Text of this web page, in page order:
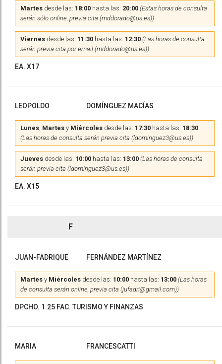
Martes desde las: 18:00 hasta las: 20:00 (Estas horas de consulta
serán sólo online, previa cita (mddorado@us.es))
Viernes desde las: 11:30 hasta las: 12:30 (Las horas de consulta
serán previa cita por email (mddorado@us.es))
EA. X17
LEOPOLDO DOMÍNGUEZ MACÍAS
Lunes, Martes y Miércoles desde las: 17:30 hasta las: 18:30
(Las horas de consulta serán previa cita (ldominguez3@us.es))
Jueves desde las: 10:00 hasta las: 13:00 (Las horas de consulta
serán previa cita (ldominguez3@us.es))
EA. X15
F
JUAN-FADRIQUE FERNÁNDEZ MARTÍNEZ
Martes y Miércoles desde las: 10:00 hasta las: 13:00 (Las horas
de consulta serán online, previa cita (jufadri@gmail.com))
DPCHO. 1.25 FAC. TURISMO Y FINANZAS
MARIA FRANCESCATTI